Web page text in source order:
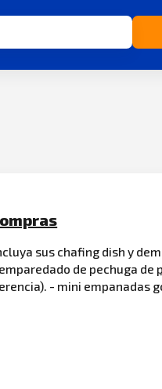
sus chafing dish y
de pechuga de
- mini empanadas